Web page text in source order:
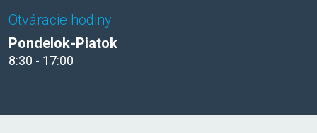
Otváracie hodiny
Pondelok-Piatok
8:30 - 17:00